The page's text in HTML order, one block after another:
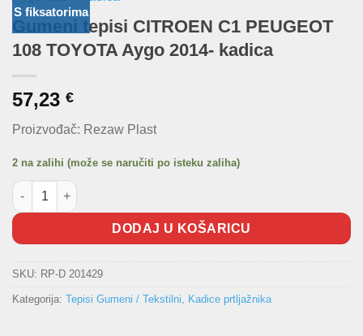
S fiksatorima
Gumeni tepisi CITROEN C1 PEUGEOT
108 TOYOTA Aygo 2014- kadica
57,23 €
Proizvođač: Rezaw Plast
2 na zalihi (može se naručiti po isteku zaliha)
Gumeni tepisi CITROEN C1 PEUGEOT 108 TOYOTA Aygo
DODAJ U KOŠARICU
SKU: RP-D 201429
Kategorija: Tepisi Gumeni / Tekstilni, Kadice prtljažnika